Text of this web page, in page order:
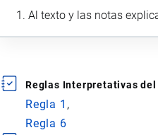
Al texto y las notas
Reglas Interpretativas
Regla 1
Regla 6